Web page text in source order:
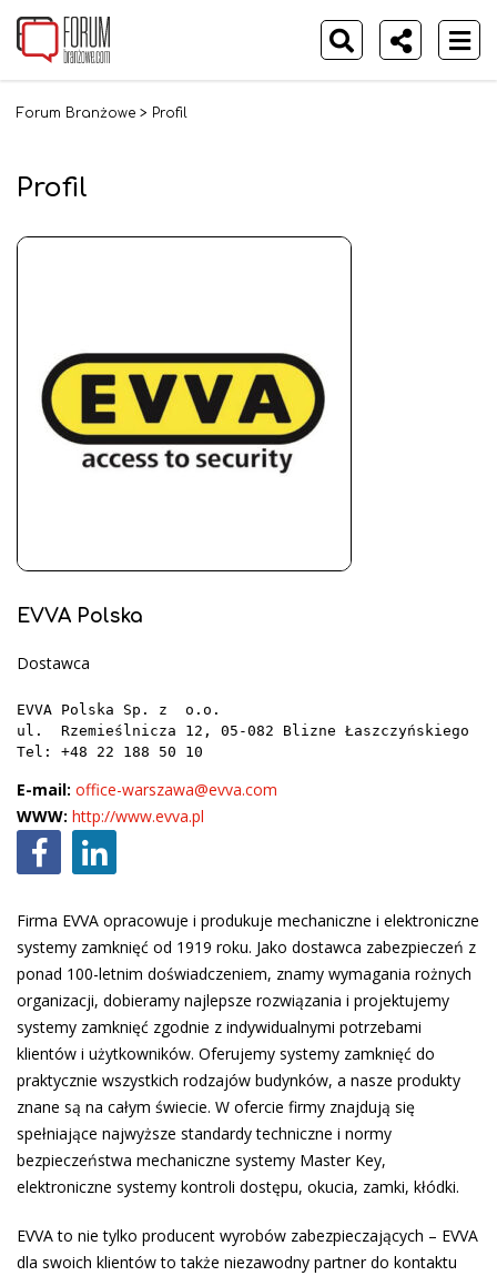
Forum Branżowe > Profil
Profil
EVVA Polska
Dostawca
EVVA Polska Sp. z  o.o.
ul.  Rzemieślnicza 12, 05-082 Blizne Łaszczyńskiego
Tel: +48 22 188 50 10
E-mail: office-warszawa@evva.com
WWW: http://www.evva.pl
Firma EVVA opracowuje i produkuje mechaniczne i elektroniczne
systemy zamknięć od 1919 roku. Jako dostawca zabezpieczeń z
ponad 100-letnim doświadczeniem, znamy wymagania rożnych
organizacji, dobieramy najlepsze rozwiązania i projektujemy
systemy zamknięć zgodnie z indywidualnymi potrzebami
klientów i użytkowników. Oferujemy systemy zamknięć do
praktycznie wszystkich rodzajów budynków, a nasze produkty
znane są na całym świecie. W ofercie firmy znajdują się
spełniające najwyższe standardy techniczne i normy
bezpieczeństwa mechaniczne systemy Master Key,
elektroniczne systemy kontroli dostępu, okucia, zamki, kłódki.
EVVA to nie tylko producent wyrobów zabezpieczających – EVVA
dla swoich klientów to także niezawodny partner do kontaktu